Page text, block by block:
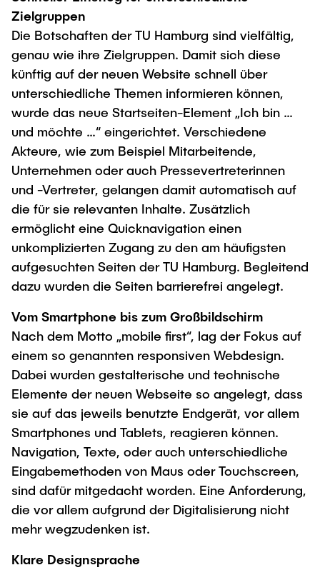
Zielgruppen
Die Botschaften der TU Hamburg sind vielfältig,
genau wie ihre Zielgruppen. Damit sich diese
künftig auf der neuen Website schnell über
unterschiedliche Themen informieren können,
wurde das neue Startseiten-Element „Ich bin …
und möchte …“ eingerichtet. Verschiedene
Akteure, wie zum Beispiel Mitarbeitende,
Unternehmen oder auch Pressevertreterinnen
und -Vertreter, gelangen damit automatisch auf
die für sie relevanten Inhalte. Zusätzlich
ermöglicht eine Quicknavigation einen
unkomplizierten Zugang zu den am häufigsten
aufgesuchten Seiten der TU Hamburg. Begleitend
dazu wurden die Seiten barrierefrei angelegt.
Vom Smartphone bis zum Großbildschirm
Nach dem Motto „mobile first“, lag der Fokus auf
einem so genannten responsiven Webdesign.
Dabei wurden gestalterische und technische
Elemente der neuen Webseite so angelegt, dass
sie auf das jeweils benutzte Endgerät, vor allem
Smartphones und Tablets, reagieren können.
Navigation, Texte, oder auch unterschiedliche
Eingabemethoden von Maus oder Touchscreen,
sind dafür mitgedacht worden. Eine Anforderung,
die vor allem aufgrund der Digitalisierung nicht
mehr wegzudenken ist.
Klare Designsprache